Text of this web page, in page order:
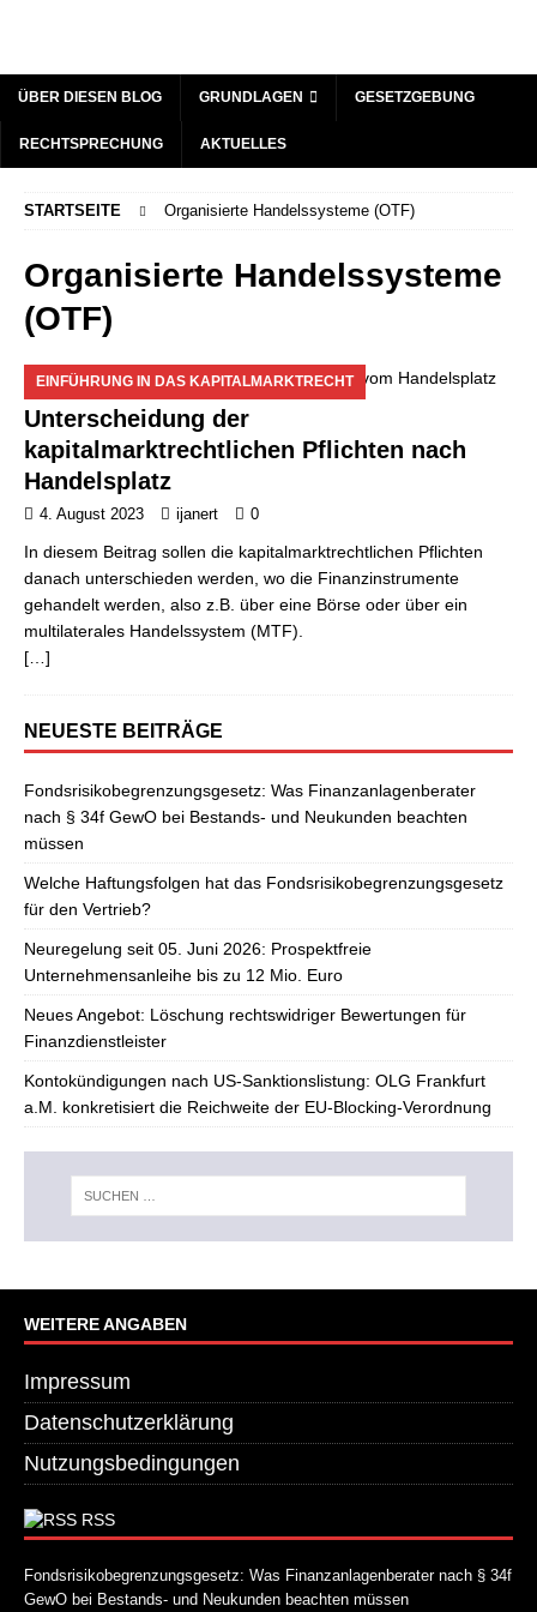
ÜBER DIESEN BLOG GRUNDLAGEN GESETZGEBUNG
RECHTSPRECHUNG AKTUELLES
STARTSEITE Organisierte Handelssysteme (OTF)
Organisierte Handelssysteme
(OTF)
EINFÜHRUNG IN DAS KAPITALMARKTRECHT
Unterscheidung der
kapitalmarktrechtlichen Pflichten nach
Handelsplatz
4. August 2023 ijanert 0
In diesem Beitrag sollen die kapitalmarktrechtlichen Pflichten
danach unterschieden werden, wo die Finanzinstrumente
gehandelt werden, also z.B. über eine Börse oder über ein
multilaterales Handelssystem (MTF).
[…]
NEUESTE BEITRÄGE
Fondsrisikobegrenzungsgesetz: Was Finanzanlagenberater
nach § 34f GewO bei Bestands- und Neukunden beachten
müssen
Welche Haftungsfolgen hat das Fondsrisikobegrenzungsgesetz
für den Vertrieb?
Neuregelung seit 05. Juni 2026: Prospektfreie
Unternehmensanleihe bis zu 12 Mio. Euro
Neues Angebot: Löschung rechtswidriger Bewertungen für
Finanzdienstleister
Kontokündigungen nach US-Sanktionslistung: OLG Frankfurt
a.M. konkretisiert die Reichweite der EU-Blocking-Verordnung
WEITERE ANGABEN
Impressum
Datenschutzerklärung
Nutzungsbedingungen
RSS
Fondsrisikobegrenzungsgesetz: Was Finanzanlagenberater nach § 34f
GewO bei Bestands- und Neukunden beachten müssen